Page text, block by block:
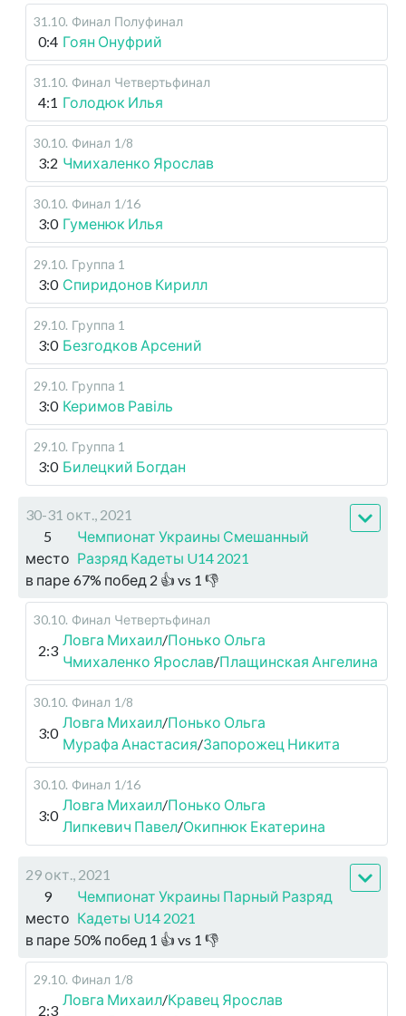
31.10. Финал Полуфинал
0:4 Гоян Онуфрий
31.10. Финал Четвертьфинал
4:1 Голодюк Илья
30.10. Финал 1/8
3:2 Чмихаленко Ярослав
30.10. Финал 1/16
3:0 Гуменюк Илья
29.10. Группа 1
3:0 Спиридонов Кирилл
29.10. Группа 1
3:0 Безгодков Арсений
29.10. Группа 1
3:0 Керимов Равіль
29.10. Группа 1
3:0 Билецкий Богдан
30-31 окт., 2021
5
место
Чемпионат Украины Смешанный
Разряд Кадеты U14 2021
в паре 67% побед 2 👍 vs 1 👎
30.10. Финал Четвертьфинал
2:3
Ловга Михаил/Понько Ольга
Чмихаленко Ярослав/Плащинская Ангелина
30.10. Финал 1/8
3:0
Ловга Михаил/Понько Ольга
Мурафа Анастасия/Запорожец Никита
30.10. Финал 1/16
3:0
Ловга Михаил/Понько Ольга
Липкевич Павел/Окипнюк Екатерина
29 окт., 2021
9
место
Чемпионат Украины Парный Разряд
Кадеты U14 2021
в паре 50% побед 1 👍 vs 1 👎
29.10. Финал 1/8
2:3
Ловга Михаил/Кравец Ярослав